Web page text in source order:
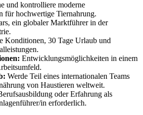
und kontrolliere moderne
für hochwertige Tiernahrung.
ein globaler Marktführer in der
Konditionen, 30 Tage Urlaub und
Entwicklungsmöglichkeiten in einem
Werde Teil eines internationalen Teams
von Haustieren weltweit.
oder Erfahrung als
in erforderlich.